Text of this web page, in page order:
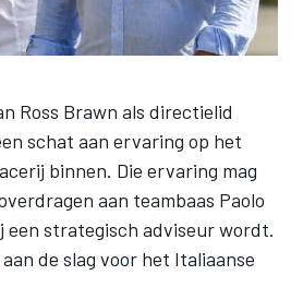
Ross Brawn als directielid
schat aan ervaring op het
binnen. Die ervaring mag
aan teambaas Paolo
een strategisch adviseur wordt.
de slag voor het Italiaanse